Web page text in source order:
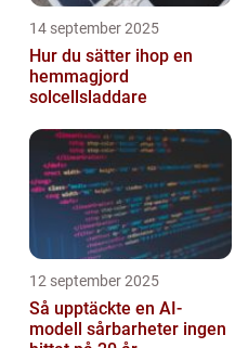
14 september 2025
Hur du sätter ihop en
hemmagjord
solcellsladdare
12 september 2025
Så upptäckte en AI-
modell sårbarheter ingen